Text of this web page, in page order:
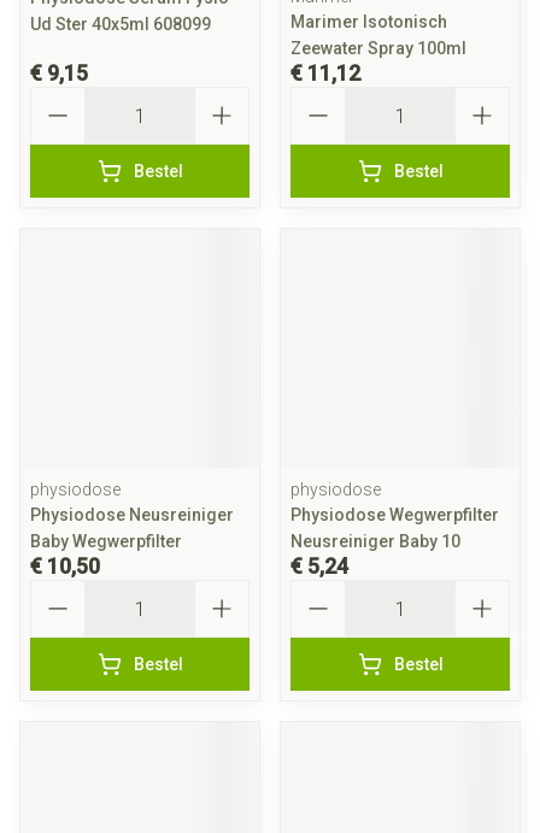
Ud Ster 40x5ml 608099
€ 9,15
Bestel
Marimer Isotonisch
Zeewater Spray 100ml
€ 11,12
Bestel
physiodose
Physiodose Neusreiniger
Baby Wegwerpfilter
€ 10,50
Bestel
physiodose
Physiodose Wegwerpfilter
Neusreiniger Baby 10
€ 5,24
Bestel